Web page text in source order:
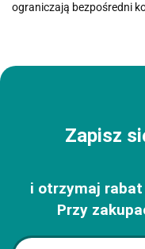
ograniczają bezpośredni
Zapisz
i otrzymaj rabat
Przy